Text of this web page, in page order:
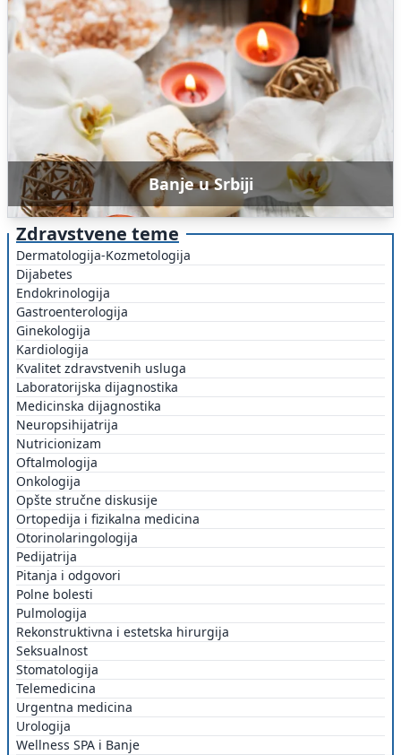
Banje u Srbiji
Zdravstvene teme
Dermatologija-Kozmetologija
Dijabetes
Endokrinologija
Gastroenterologija
Ginekologija
Kardiologija
Kvalitet zdravstvenih usluga
Laboratorijska dijagnostika
Medicinska dijagnostika
Neuropsihijatrija
Nutricionizam
Oftalmologija
Onkologija
Opšte stručne diskusije
Ortopedija i fizikalna medicina
Otorinolaringologija
Pedijatrija
Pitanja i odgovori
Polne bolesti
Pulmologija
Rekonstruktivna i estetska hirurgija
Seksualnost
Stomatologija
Telemedicina
Urgentna medicina
Urologija
Wellness SPA i Banje